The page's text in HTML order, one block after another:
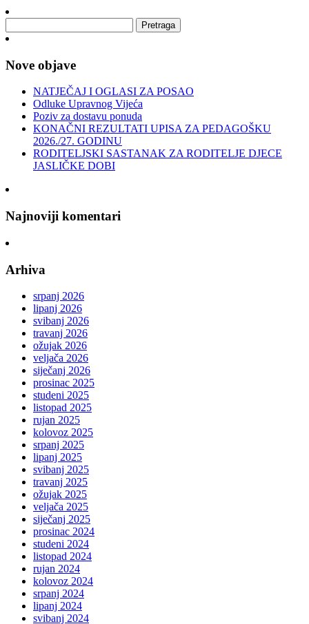
Nove objave
NATJEČAJ I OGLASI ZA POSAO
Odluke Upravnog Vijeća
Poziv za dostavu ponuda
KONAČNI REZULTATI UPISA ZA PEDAGOŠKU
2026./27. GODINU
RODITELJSKI SASTANAK ZA RODITELJE DJECE
JASLIČKE DOBI
Najnoviji komentari
Arhiva
srpanj 2026
lipanj 2026
svibanj 2026
travanj 2026
ožujak 2026
veljača 2026
siječanj 2026
prosinac 2025
studeni 2025
listopad 2025
rujan 2025
kolovoz 2025
srpanj 2025
lipanj 2025
svibanj 2025
travanj 2025
ožujak 2025
veljača 2025
siječanj 2025
prosinac 2024
studeni 2024
listopad 2024
rujan 2024
kolovoz 2024
srpanj 2024
lipanj 2024
svibanj 2024